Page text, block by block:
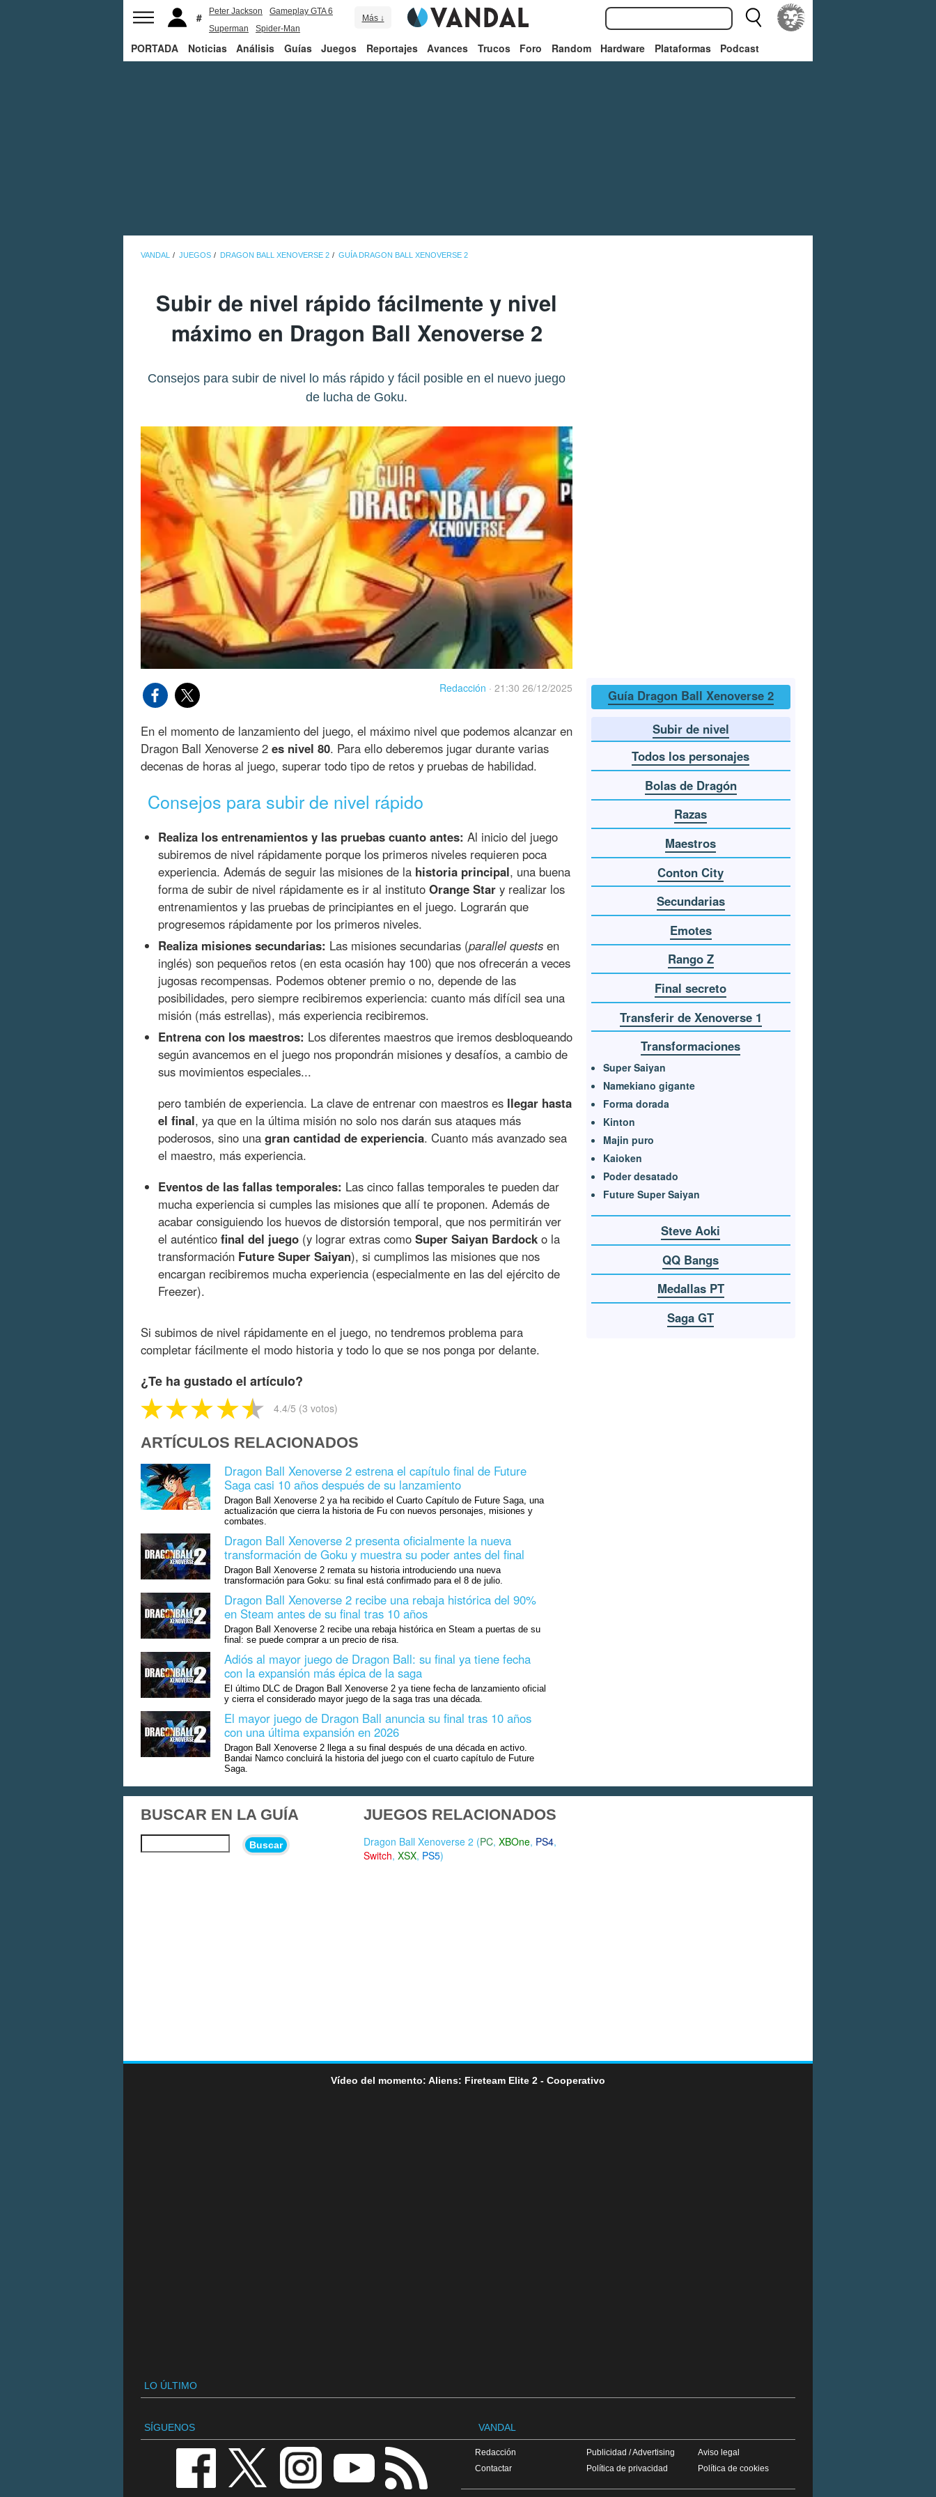
Peter Jackson
Gameplay GTA 6
Superman
Spider-Man
Más ↓
PORTADA Noticias Análisis Guías Juegos Reportajes Avances Trucos Foro Random Hardware Plataformas Podcast
VANDAL JUEGOS DRAGON BALL XENOVERSE 2 GUÍA DRAGON BALL XENOVERSE 2
Subir de nivel rápido fácilmente y nivel
máximo en Dragon Ball Xenoverse 2
Consejos para subir de nivel lo más rápido y fácil posible en el nuevo juego
de lucha de Goku.
Redacción · 21:30 26/12/2025
En el momento de lanzamiento del juego, el máximo nivel que podemos alcanzar en
Dragon Ball Xenoverse 2 es nivel 80. Para ello deberemos jugar durante varias
decenas de horas al juego, superar todo tipo de retos y pruebas de habilidad.
Consejos para subir de nivel rápido
Realiza los entrenamientos y las pruebas cuanto antes: Al inicio del juego
subiremos de nivel rápidamente porque los primeros niveles requieren poca
experiencia. Además de seguir las misiones de la historia principal, una buena
forma de subir de nivel rápidamente es ir al instituto Orange Star y realizar los
entrenamientos y las pruebas de principiantes en el juego. Lograrán que
progresemos rápidamente por los primeros niveles.
Realiza misiones secundarias: Las misiones secundarias (parallel quests en
inglés) son pequeños retos (en esta ocasión hay 100) que nos ofrecerán a veces
jugosas recompensas. Podemos obtener premio o no, depende de las
posibilidades, pero siempre recibiremos experiencia: cuanto más difícil sea una
misión (más estrellas), más experiencia recibiremos.
Entrena con los maestros: Los diferentes maestros que iremos desbloqueando
según avancemos en el juego nos propondrán misiones y desafíos, a cambio de
sus movimientos especiales...
pero también de experiencia. La clave de entrenar con maestros es llegar hasta
el final, ya que en la última misión no solo nos darán sus ataques más
poderosos, sino una gran cantidad de experiencia. Cuanto más avanzado sea
el maestro, más experiencia.
Eventos de las fallas temporales: Las cinco fallas temporales te pueden dar
mucha experiencia si cumples las misiones que allí te proponen. Además de
acabar consiguiendo los huevos de distorsión temporal, que nos permitirán ver
el auténtico final del juego (y lograr extras como Super Saiyan Bardock o la
transformación Future Super Saiyan), si cumplimos las misiones que nos
encargan recibiremos mucha experiencia (especialmente en las del ejército de
Freezer).
Si subimos de nivel rápidamente en el juego, no tendremos problema para
completar fácilmente el modo historia y todo lo que se nos ponga por delante.
¿Te ha gustado el artículo?
4.4/5 (3 votos)
ARTÍCULOS RELACIONADOS
Dragon Ball Xenoverse 2 estrena el capítulo final de Future
Saga casi 10 años después de su lanzamiento
Dragon Ball Xenoverse 2 ya ha recibido el Cuarto Capítulo de Future Saga, una
actualización que cierra la historia de Fu con nuevos personajes, misiones y
combates.
Dragon Ball Xenoverse 2 presenta oficialmente la nueva
transformación de Goku y muestra su poder antes del final
Dragon Ball Xenoverse 2 remata su historia introduciendo una nueva
transformación para Goku: su final está confirmado para el 8 de julio.
Dragon Ball Xenoverse 2 recibe una rebaja histórica del 90%
en Steam antes de su final tras 10 años
Dragon Ball Xenoverse 2 recibe una rebaja histórica en Steam a puertas de su
final: se puede comprar a un precio de risa.
Adiós al mayor juego de Dragon Ball: su final ya tiene fecha
con la expansión más épica de la saga
El último DLC de Dragon Ball Xenoverse 2 ya tiene fecha de lanzamiento oficial
y cierra el considerado mayor juego de la saga tras una década.
El mayor juego de Dragon Ball anuncia su final tras 10 años
con una última expansión en 2026
Dragon Ball Xenoverse 2 llega a su final después de una década en activo.
Bandai Namco concluirá la historia del juego con el cuarto capítulo de Future
Saga.
Guía Dragon Ball Xenoverse 2
Subir de nivel
Todos los personajes
Bolas de Dragón
Razas
Maestros
Conton City
Secundarias
Emotes
Rango Z
Final secreto
Transferir de Xenoverse 1
Transformaciones
Super Saiyan
Namekiano gigante
Forma dorada
Kinton
Majin puro
Kaioken
Poder desatado
Future Super Saiyan
Steve Aoki
QQ Bangs
Medallas PT
Saga GT
BUSCAR EN LA GUÍA
Buscar
JUEGOS RELACIONADOS
Dragon Ball Xenoverse 2 (PC, XBOne, PS4,
Switch, XSX, PS5)
Vídeo del momento: Aliens: Fireteam Elite 2 - Cooperativo
LO ÚLTIMO
SÍGUENOS VANDAL
Redacción
Contactar
Publicidad / Advertising
Política de privacidad
Aviso legal
Política de cookies